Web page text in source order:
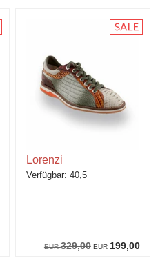
EUR329,00EUR 199,00
Lorenzi
40,5